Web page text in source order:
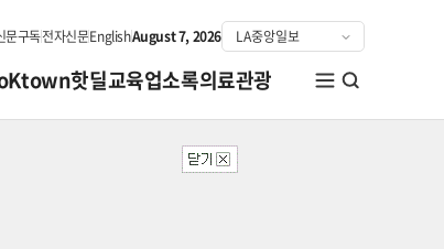
문구독전자신문EnglishAugust 7, 2026
핫딜교육업소록의료관광